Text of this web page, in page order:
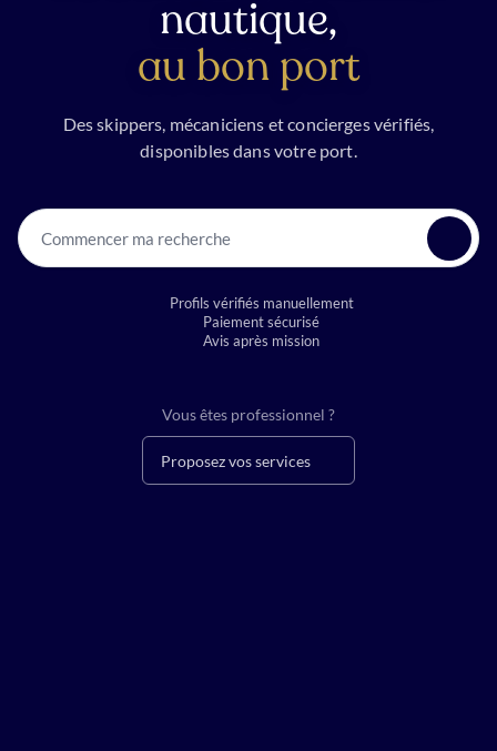
nautique,
au bon port
Des skippers, mécaniciens et concierges vérifiés,
disponibles dans votre port.
Commencer ma recherche
Profils vérifiés manuellement
Paiement sécurisé
Avis après mission
Vous êtes professionnel ?
Proposez vos services